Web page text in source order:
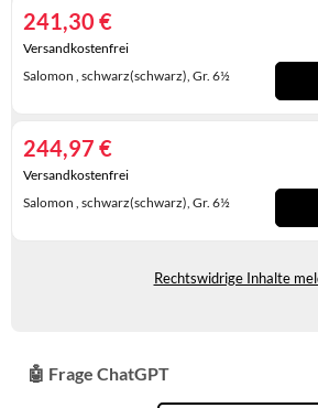
KINDERSCHUHE
PANTOLETTEN
PUMPS
SCHUHZUBEHÖR
STIEFEL
STRANDTASCHEN
Salomon , schwarz(schwarz), Gr. 6½
241,30 €
Versandkostenfrei
Salomon , schwarz(schwarz), Gr. 6½
244,97 €
Versandkostenfrei
Rechtswidrige Inhalte
🤖 Frage ChatGPT